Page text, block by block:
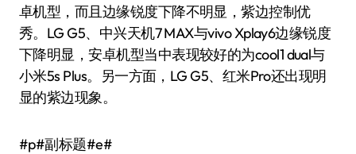
卓机型，而且边缘锐度下降不明显，紫边控制优
秀。LG G5、中兴天机7 MAX与vivo Xplay6边缘锐度
下降明显，安卓机型当中表现较好的为cool1 dual与
小米5s Plus。另一方面，LG G5、红米Pro还出现明
显的紫边现象。
#p#副标题#e#